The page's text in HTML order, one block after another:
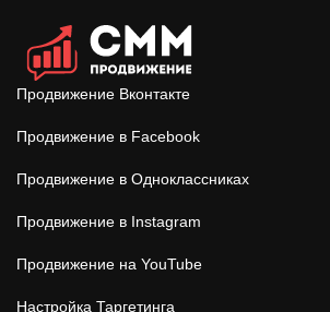
Продвижение Вконтакте
Продвижение в Facebook
Продвижение в Одноклассниках
Продвижение в Instagram
Продвижение на YouTube
Настройка Таргетинга